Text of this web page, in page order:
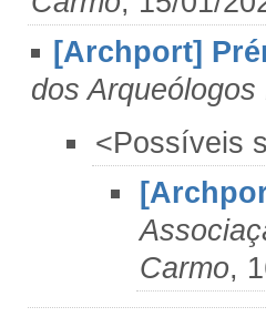
[Archport]
dos
<Possíveis
Carmo,